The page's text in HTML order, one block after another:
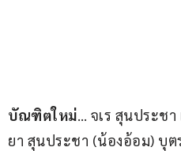
บัณฑิตใหม่… จเร สุนประช
ยา สุนประชา (น้องอ้อม) บุต